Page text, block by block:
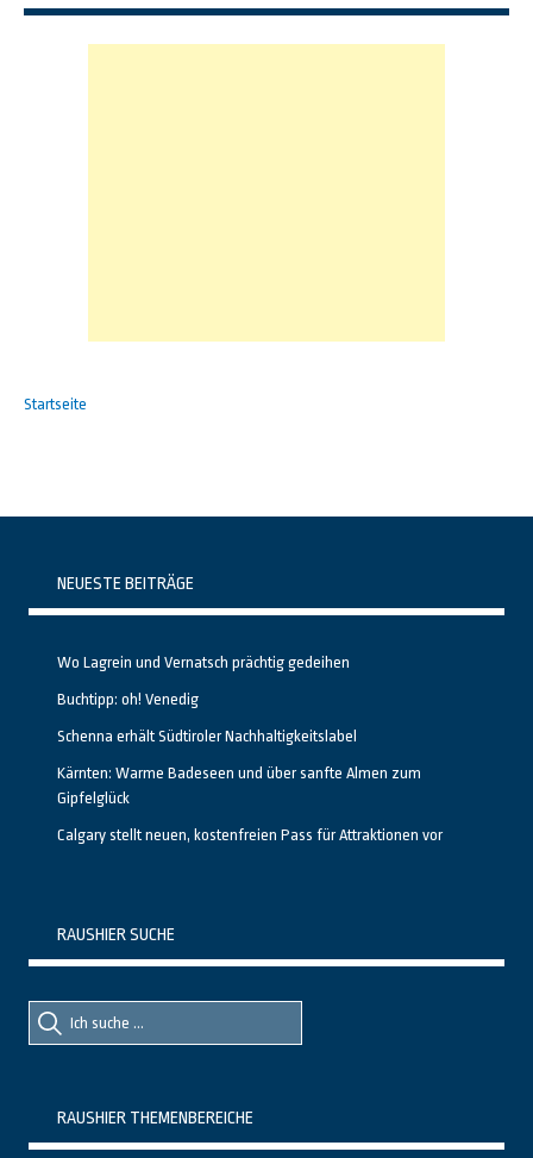
Startseite
NEUESTE BEITRÄGE
Wo Lagrein und Vernatsch prächtig gedeihen
Buchtipp: oh! Venedig
Schenna erhält Südtiroler Nachhaltigkeitslabel
Kärnten: Warme Badeseen und über sanfte Almen zum
Gipfelglück
Calgary stellt neuen, kostenfreien Pass für Attraktionen vor
RAUSHIER SUCHE
Suche
nach::
Suche
nach:
RAUSHIER THEMENBEREICHE